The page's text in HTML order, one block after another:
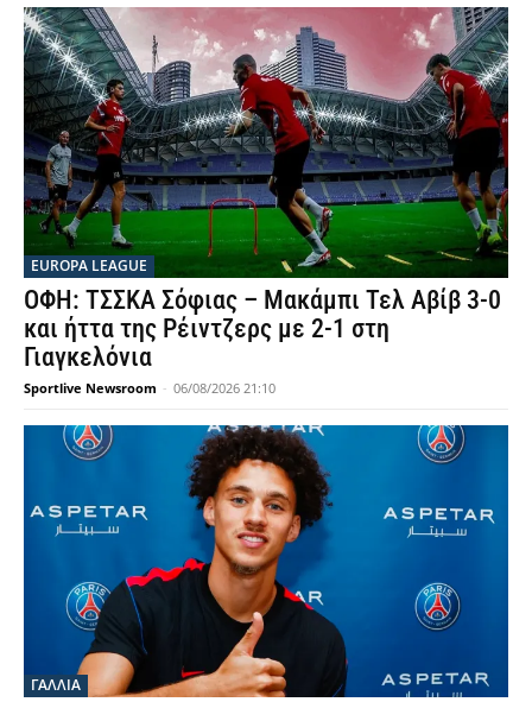
EUROPA LEAGUE
ΟΦΗ: ΤΣΣΚΑ Σόφιας – Μακάμπι Τελ Αβίβ 3-0
και ήττα της Ρέιντζερς με 2-1 στη
Γιαγκελόνια
Sportlive Newsroom - 06/08/2026 21:10
ΓΑΛΛΙΑ